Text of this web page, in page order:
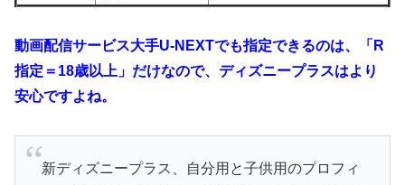
動画配信サービス大手U-NEXTでも指定できるのは、「R
指定＝18歳以上」だけなので、ディズニープラスはより
安心ですよね。
新ディズニープラス、自分用と子供用のプロフィ